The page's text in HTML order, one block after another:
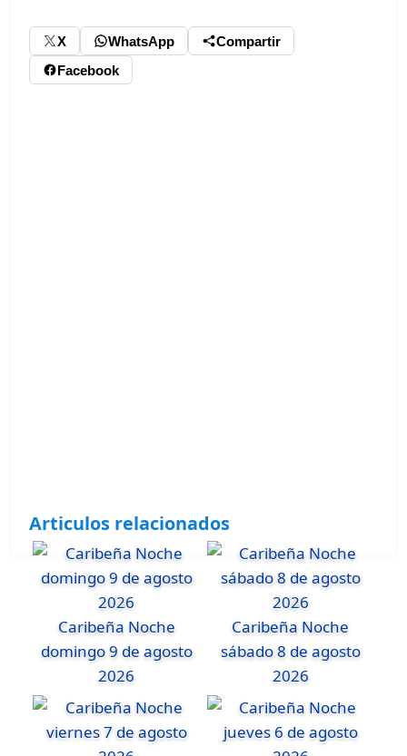
X WhatsApp
Compartir
Facebook
Articulos relacionados
Caribeña Noche
domingo 9 de agosto
2026
Caribeña Noche
sábado 8 de agosto
2026